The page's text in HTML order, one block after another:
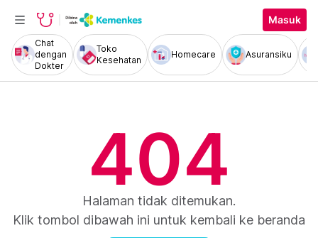
Masuk
Chat
dengan
Dokter
Toko
Kesehatan
Homecare Asuransiku
404
Halaman tidak ditemukan.
Klik tombol dibawah ini untuk kembali ke beranda